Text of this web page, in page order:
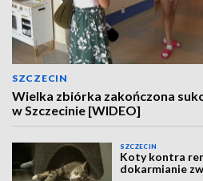
SZCZECIN
Wielka zbiórka zakończona
w Szczecinie [WIDEO]
SZCZECIN
Koty kontra
dokarmianie